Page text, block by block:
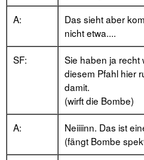
A:
Das sieht aber
nicht etwa....
SF:
Sie haben ja recht
diesem Pfahl hier
damit.
(wirft die Bombe)
A:
Neiiiinn. Das ist
(fängt Bombe